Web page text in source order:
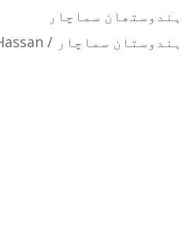
ہندوستھان سماچار
ہندوستان سماچار / Mohammad Afzal Hassan